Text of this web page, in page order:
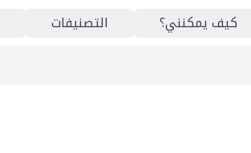
كيف يمكنني؟ التصنيفات